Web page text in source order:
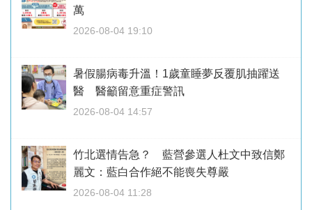
萬
2026-08-04 19:10
暑假腸病毒升溫！1歲童睡夢反覆肌抽躍送
醫 醫籲留意重症警訊
2026-08-04 14:57
竹北選情告急？ 藍營參選人杜文中致信鄭
麗文：藍白合作絕不能喪失尊嚴
2026-08-04 11:28